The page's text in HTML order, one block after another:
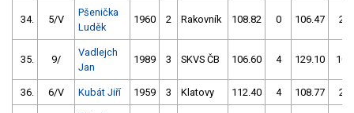
34. 5/V
Pšenička
Luděk
1960 2 Rakovník 108.82 0 106.47 2
35. 9/
Vadlejch
Jan
1989 3 SKVS ČB 106.60 4 129.10 10
36. 6/V Kubát Jiří 1959 3 Klatovy 112.40 4 108.77 2